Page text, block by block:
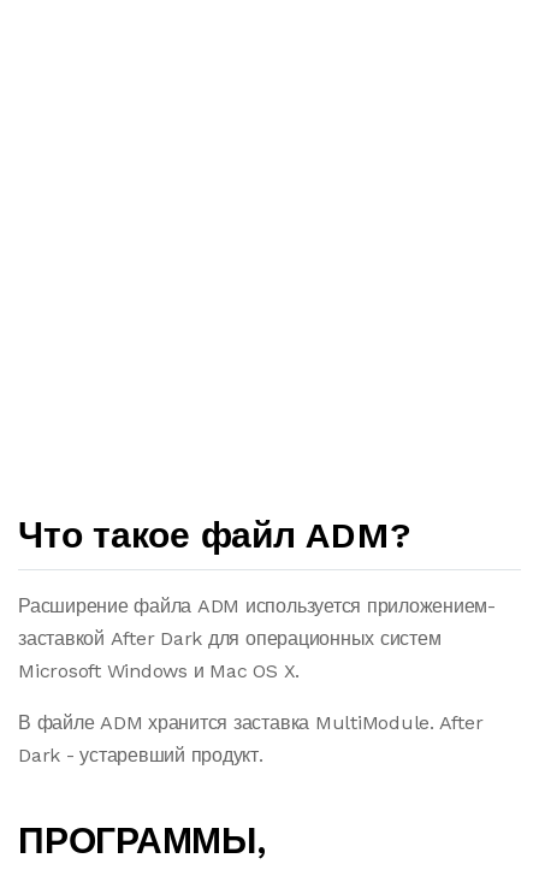
Что такое файл ADM?
Расширение файла ADM используется приложением-
заставкой After Dark для операционных систем
Microsoft Windows и Mac OS X.
В файле ADM хранится заставка MultiModule. After
Dark - устаревший продукт.
ПРОГРАММЫ,